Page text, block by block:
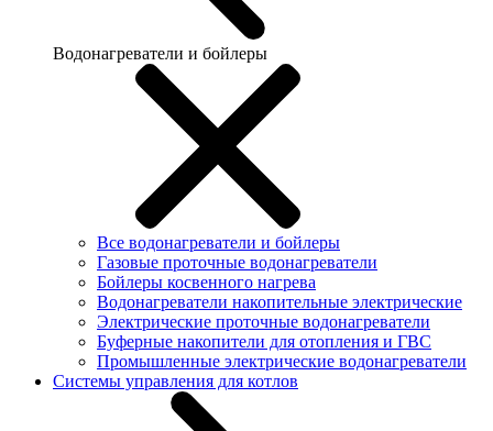
Водонагреватели и бойлеры
Все водонагреватели и бойлеры
Газовые проточные водонагреватели
Бойлеры косвенного нагрева
Водонагреватели накопительные электрические
Электрические проточные водонагреватели
Буферные накопители для отопления и ГВС
Промышленные электрические водонагреватели
Системы управления для котлов